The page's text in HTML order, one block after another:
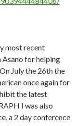
most recent
Asano for helping
July the 26th the
once again for
the latest
I was also
a 2 day conference